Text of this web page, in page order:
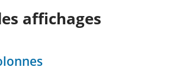
affichages